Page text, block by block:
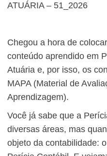
ATUÁRIA – 51_2026
Chegou a hora de
conteúdo aprendido em
Atuária e, por isso, os
MAPA (Material de
Aprendizagem).
Você já sabe que a
diversas áreas, mas
objeto da contabilidade: